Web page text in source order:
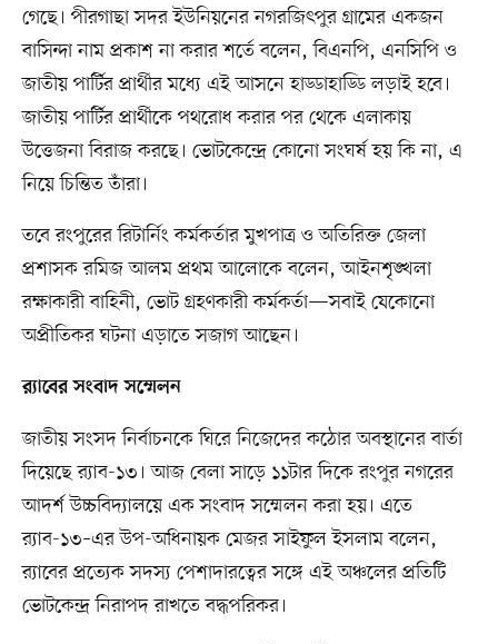
গেছে। পীরগাছা সদর ইউনিয়নের নগরজিৎপুর গ্রামের একজন
বাসিন্দা নাম প্রকাশ না করার শর্তে বলেন, বিএনপি, এনসিপি ও
জাতীয় পার্টির প্রার্থীর মধ্যে এই আসনে হাড্ডাহাড্ডি লড়াই হবে।
জাতীয় পার্টির প্রার্থীকে পথরোধ করার পর থেকে এলাকায়
উত্তেজনা বিরাজ করছে। ভোটকেন্দ্রে কোনো সংঘর্ষ হয় কি না, এ
নিয়ে চিন্তিত তাঁরা।
তবে রংপুরের রিটার্নিং কর্মকর্তার মুখপাত্র ও অতিরিক্ত জেলা
প্রশাসক রমিজ আলম প্রথম আলোকে বলেন, আইনশৃঙ্খলা
রক্ষাকারী বাহিনী, ভোট গ্রহণকারী কর্মকর্তা—সবাই যেকোনো
অপ্রীতিকর ঘটনা এড়াতে সজাগ আছেন।
র‍্যাবের সংবাদ সম্মেলন
জাতীয় সংসদ নির্বাচনকে ঘিরে নিজেদের কঠোর অবস্থানের বার্তা
দিয়েছে র‍্যাব-১৩। আজ বেলা সাড়ে ১১টার দিকে রংপুর নগরের
আদর্শ উচ্চবিদ্যালয়ে এক সংবাদ সম্মেলন করা হয়। এতে
র‍্যাব-১৩–এর উপ-অধিনায়ক মেজর সাইফুল ইসলাম বলেন,
র‍্যাবের প্রত্যেক সদস্য পেশাদারত্বের সঙ্গে এই অঞ্চলের প্রতিটি
ভোটকেন্দ্র নিরাপদ রাখতে বদ্ধপরিকর।